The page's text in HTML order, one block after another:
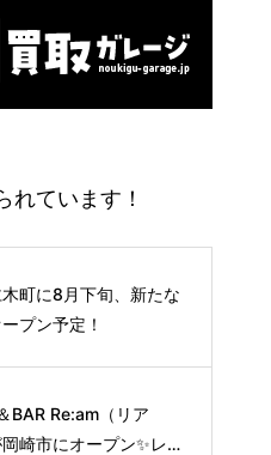
れています！
町に8月下旬、新たな
プン予定！
BAR Re:am（リア
崎市にオープン✨レト